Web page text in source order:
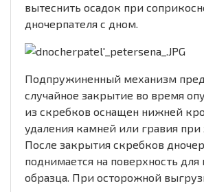
вытеснить осадок при
дночерпателя с дном.
Подпружиненный механизм
случайное закрытие во время
из скребков оснащен нижней
удаления камней или гравия при
После закрытия скребков
поднимается на поверхность для
образца. При осторожной